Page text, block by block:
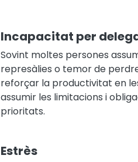
Incapacitat per
Sovint moltes persones
represàlies o temor de
reforçar la productivitat en
assumir les limitacions i
prioritats.
Estrès